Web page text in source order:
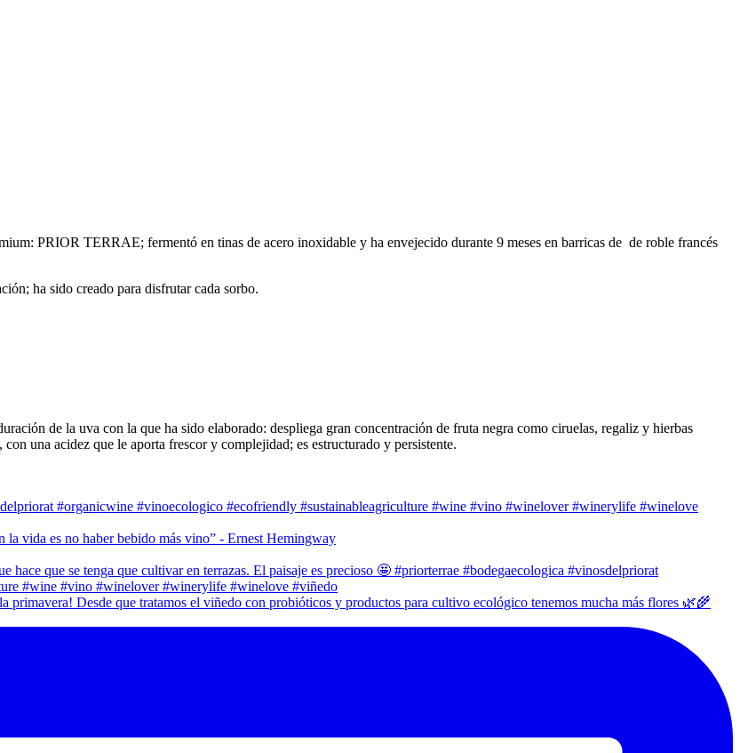
PRIOR TERRAE; fermentó en tinas de acero inoxidable y ha envejecido durante 9 meses en barricas de de roble francés
ha sido creado para disfrutar cada sorbo.
de la uva con la que ha sido elaborado: despliega gran concentración de fruta negra como ciruelas, regaliz y hierbas
una acidez que le aporta frescor y complejidad; es estructurado y persistente.